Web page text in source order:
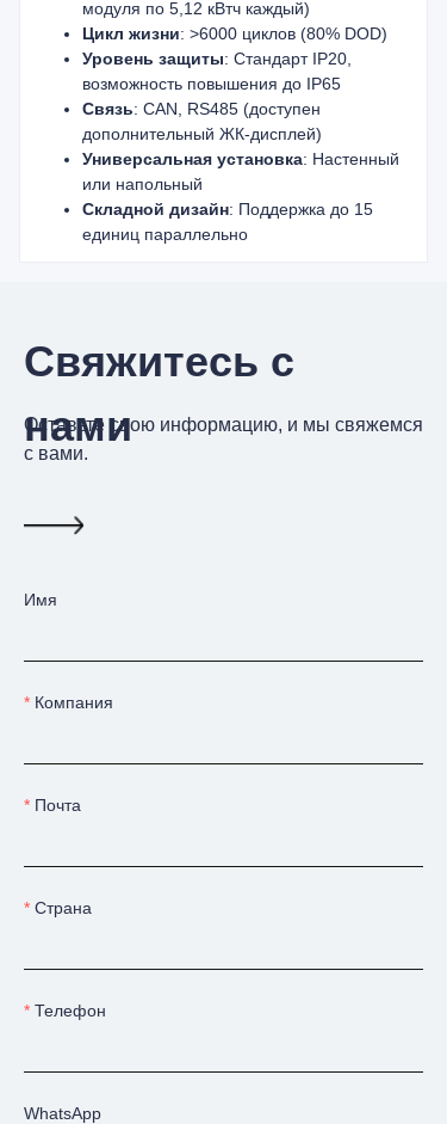
модуля по 5,12 кВтч каждый)
Цикл жизни: >6000 циклов (80% DOD)
Уровень защиты: Стандарт IP20,
возможность повышения до IP65
Связь: CAN, RS485 (доступен
дополнительный ЖК-дисплей)
Универсальная установка: Настенный
или напольный
Складной дизайн: Поддержка до 15
единиц параллельно
Свяжитесь с
нами
Имя
Компания
Почта
Страна
Телефон
WhatsApp
Оставьте свою информацию, и мы свяжемся
с вами.